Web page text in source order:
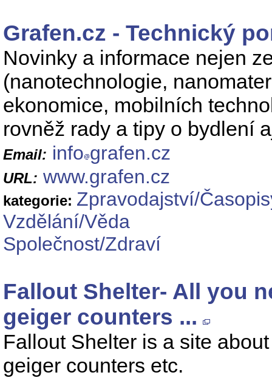
Grafen.cz - Technický
Novinky a informace nejen
(nanotechnologie,
ekonomice, mobilních
rovněž rady a tipy o bydlení
Email: info grafen.cz
URL: www.grafen.cz
kategorie: Zpravodajství/
Vzdělání/Věda
Společnost/Zdraví
Fallout Shelter- All you
geiger counters ...
Fallout Shelter is a site
geiger counters etc.